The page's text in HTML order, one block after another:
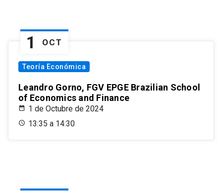
1 OCT
Teoría Económica
Leandro Gorno, FGV EPGE Brazilian School
of Economics and Finance
1 de Octubre de 2024
13:35 a 14:30